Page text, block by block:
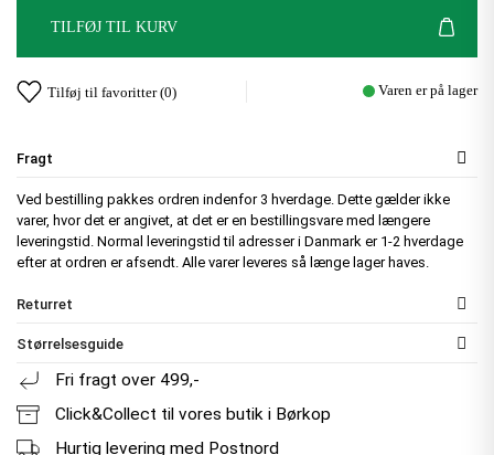
TILFØJ TIL KURV
Tilføj til favoritter (0) Varen er på lager
Fragt
Ved bestilling pakkes ordren indenfor 3 hverdage. Dette gælder ikke
varer, hvor det er angivet, at det er en bestillingsvare med længere
leveringstid. Normal leveringstid til adresser i Danmark er 1-2 hverdage
efter at ordren er afsendt. Alle varer leveres så længe lager haves.
Returret
Størrelsesguide
Fri fragt over 499,-
Click&Collect til vores butik i Børkop
Hurtig levering med Postnord